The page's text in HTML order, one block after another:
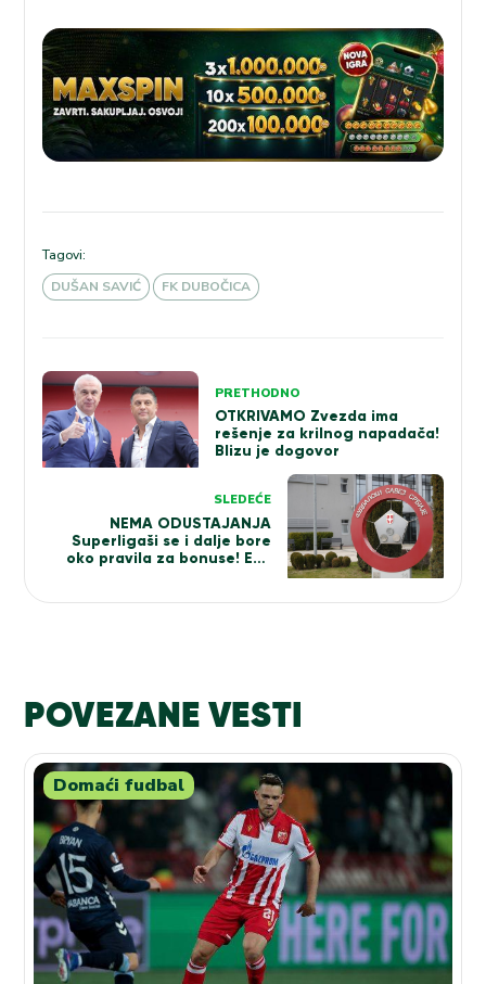
Tagovi:
DUŠAN SAVIĆ
FK DUBOČICA
Kretanje
članka
PRETHODNO
OTKRIVAMO Zvezda ima
rešenje za krilnog napadača!
Blizu je dogovor
SLEDEĆE
NEMA ODUSTAJANJA
Superligaši se i dalje bore
oko pravila za bonuse! Evo
POVEZANE VESTI
Domaći fudbal